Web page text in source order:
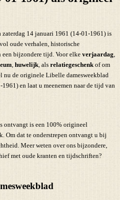
14 januari 1961 (14-01-1961) is
oude verhalen, historische
een bijzondere tijd. Voor elke verjaardag,
, huwelijk, als relatiegeschenkof om
nu de originele Libelle damesweekblad
en laat u meenemen naar de tijd van
ontvangt is een 100% origineel
Om dat te onderstrepen ontvangt u bij
Meer weten over ons bijzondere,
met oude kranten en tijdschriften?